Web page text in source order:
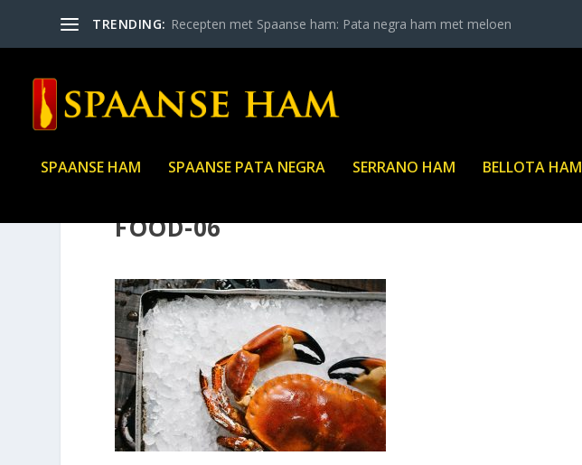
TRENDING: Recepten met Spaanse ham: Pata negra ham met meloen
SPAANSE HAM SPAANSE PATA NEGRA SERRANO HAM BELLOTA HAM
FOOD-06